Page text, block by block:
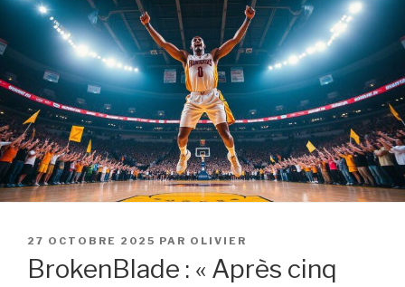
PUBLIÉ
27 OCTOBRE 2025 PAR OLIVIER
BrokenBlade : « Après cinq